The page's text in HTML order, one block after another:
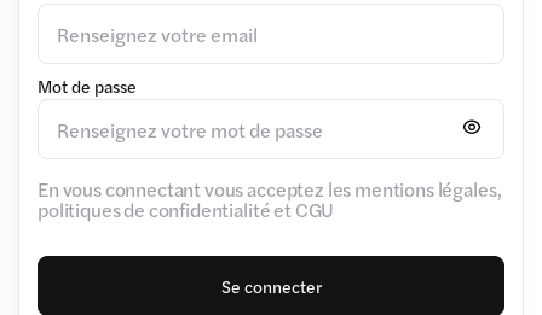
Mot de passe
En vous connectant vous acceptez les mentions légales,
politiques de confidentialité et CGU
Se connecter